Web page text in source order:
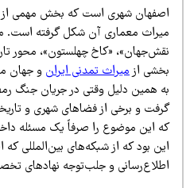
شهری است که بخش مهمی از هویت
معماری آن شکل گرفته است.
«کاخ چهلستون»، محور تاریخی
ازمیراث تمدنی ایرانو جهان
همین دلیل وقتی در جریان جنگ رمضان
و برخی از فضاهای شهری و تاریخی
این موضوع را صرفاً یک مسئله داخلی
بود که از شبکه‌های بین‌المللی که
و جلب‌توجه نهادهای تخصصی